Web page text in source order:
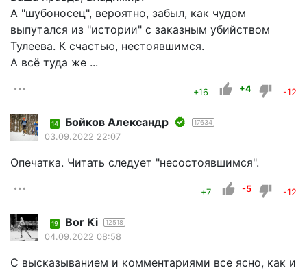
А "шубоносец", вероятно, забыл, как чудом
выпутался из "истории" с заказным убийством
Тулеева. К счастью, нестоявшимся.
А всё туда же ...
+16 +4 -12
14 Бойков Александр 17634
03.09.2022 22:07
Опечатка. Читать следует "несостоявшимся".
+7 -5 -12
19 Bor Ki 12518
04.09.2022 08:58
С высказыванием и комментариями все ясно, как и